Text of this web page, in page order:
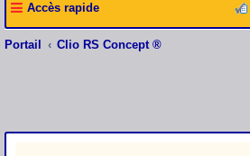
Accès rapide
Portail Clio RS Concept ®